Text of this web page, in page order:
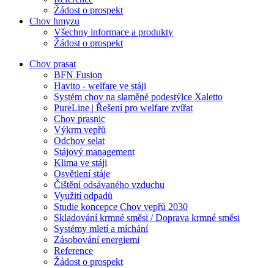
Žádost o prospekt
Chov hmyzu
Všechny informace a produkty
Žádost o prospekt
Chov prasat
BFN Fusion
Havito - welfare ve stáji
Systém chov na slaměné podestýlce Xaletto
PureLine | Řešení pro welfare zvířat
Chov prasnic
Výkrm vepřů
Odchov selat
Stájový management
Klima ve stáji
Osvětlení stáje
Čištění odsávaného vzduchu
Využití odpadů
Studie koncepce Chov vepřů 2030
Skladování krmné směsi / Doprava krmné směsi
Systémy mletí a míchání
Zásobování energiemi
Reference
Žádost o prospekt